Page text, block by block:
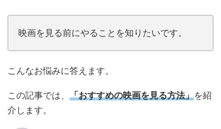
映画を見る前にやることを知りたいです。
こんなお悩みに答えます。
この記事では、 「おすすめの映画を見る方法」を紹
介します。